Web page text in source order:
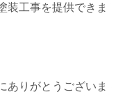
装工事を提供できま
ありがとうございま